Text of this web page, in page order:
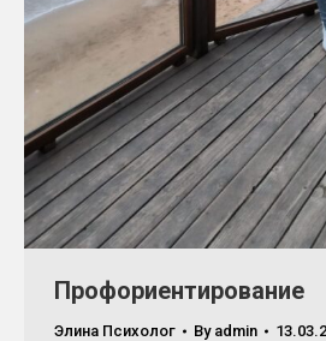
Профориентирование
Элина Психолог By admin